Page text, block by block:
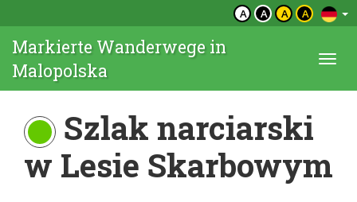
A A A A
Markierte Wanderwege in
Malopolska
Szlak narciarski
w Lesie Skarbowym